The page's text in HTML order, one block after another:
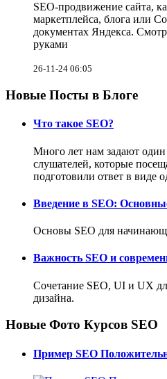
SEO-продвижение сайта,
маркетплейса, блога или
документах Яндекса.
руками
26-11-24 06:05
Новые Посты в Блоге
Что такое SEO?
Много лет нам задают
слушателей, которые
подготовили ответ в виде
Введение в SEO:
Основы SEO для
Важность SEO и
Сочетание SEO, UI и UX
дизайна.
Новые Фото Курсов SEO
Пример SEO